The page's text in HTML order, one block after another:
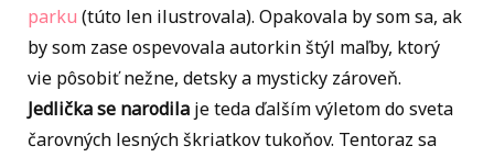
parku (túto len ilustrovala). Opakovala by som sa, ak
by som zase ospevovala autorkin štýl maľby, ktorý
vie pôsobiť nežne, detsky a mysticky zároveň.
Jedlička se narodila je teda ďalším výletom do sveta
čarovných lesných škriatkov tukoňov. Tentoraz sa